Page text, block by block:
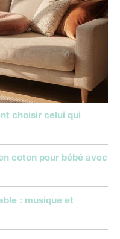
choisir celui qui
coton pour bébé avec
: musique et